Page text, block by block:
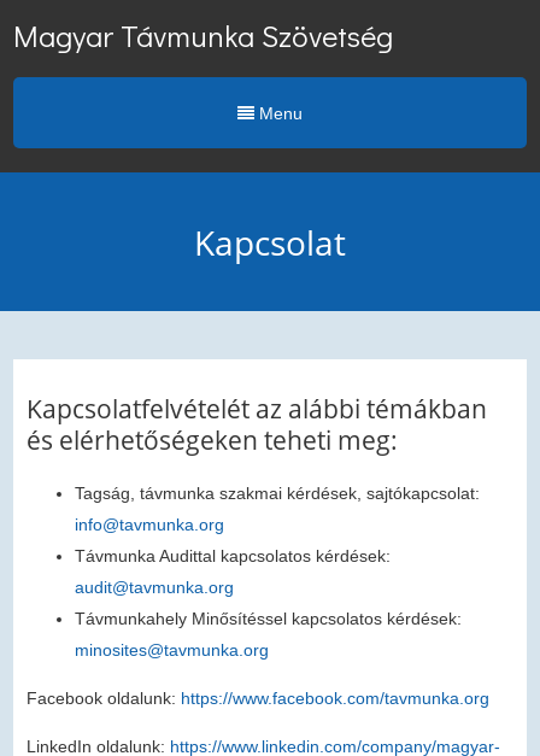
Magyar Távmunka Szövetség
Menu
Kapcsolat
Kapcsolatfelvételét az alábbi témákban
és elérhetőségeken teheti meg:
Tagság, távmunka szakmai kérdések, sajtókapcsolat:
info@tavmunka.org
Távmunka Audittal kapcsolatos kérdések:
audit@tavmunka.org
Távmunkahely Minősítéssel kapcsolatos kérdések:
minosites@tavmunka.org
Facebook oldalunk: https://www.facebook.com/tavmunka.org
LinkedIn oldalunk: https://www.linkedin.com/company/magyar-